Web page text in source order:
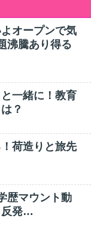
オープンで気
沸騰あり得る
一緒に！教育
？
荷造りと旅先
歴マウント動
反発…